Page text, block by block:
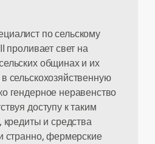
по сельскому
проливает свет на
общинах и их
сельскохозяйственную
гендерное неравенство
доступу к таким
кредиты и средства
странно, фермерские